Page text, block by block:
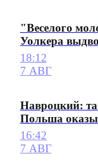
"Веселого
Уолкера
18:12
7 АВГ
Навроцкий:
Польша
16:42
7 АВГ